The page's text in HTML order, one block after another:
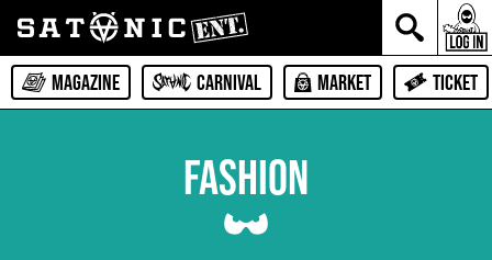
MAGAZINE CARNIVAL MARKET TICKET
FASHION